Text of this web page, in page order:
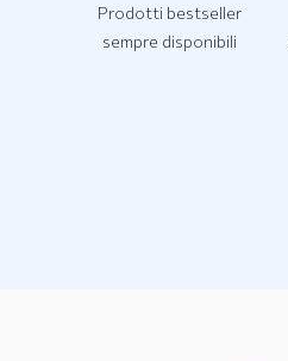
Prodotti bestseller
sempre disponibili